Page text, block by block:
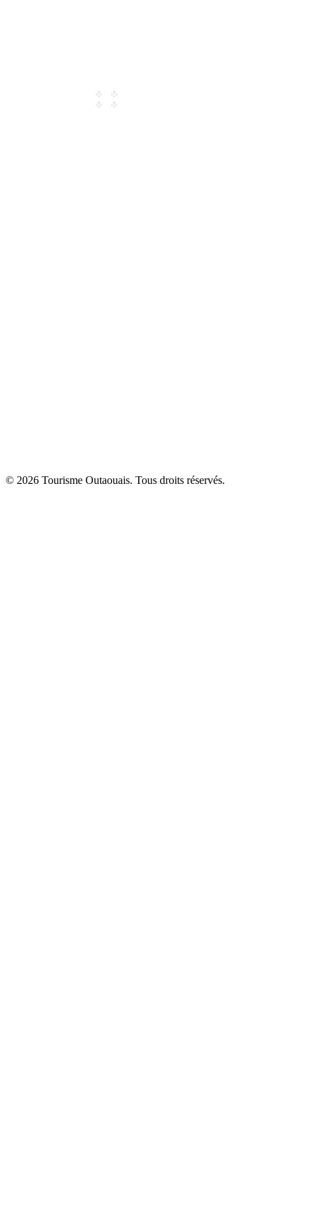
© 2026 Tourisme Outaouais. Tous droits réservés.